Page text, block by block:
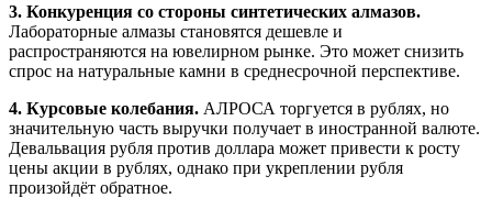
3. Конкуренция со стороны синтетических алмазов.
Лабораторные алмазы становятся дешевле и
распространяются на ювелирном рынке. Это может снизить
спрос на натуральные камни в среднесрочной перспективе.
4. Курсовые колебания. АЛРОСА торгуется в рублях, но
значительную часть выручки получает в иностранной валюте.
Девальвация рубля против доллара может привести к росту
цены акции в рублях, однако при укреплении рубля
произойдёт обратное.